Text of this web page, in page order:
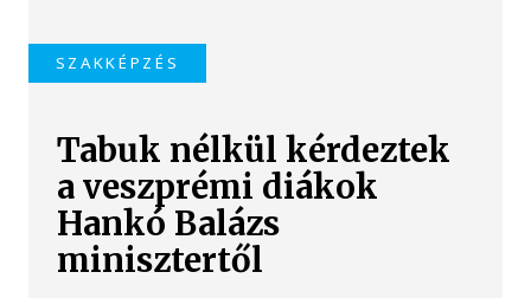
SZAKKÉPZÉS
Tabuk nélkül kérdeztek
a veszprémi diákok
Hankó Balázs
minisztertől